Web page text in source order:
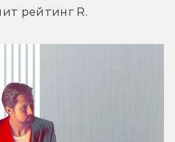
рейтинг R.